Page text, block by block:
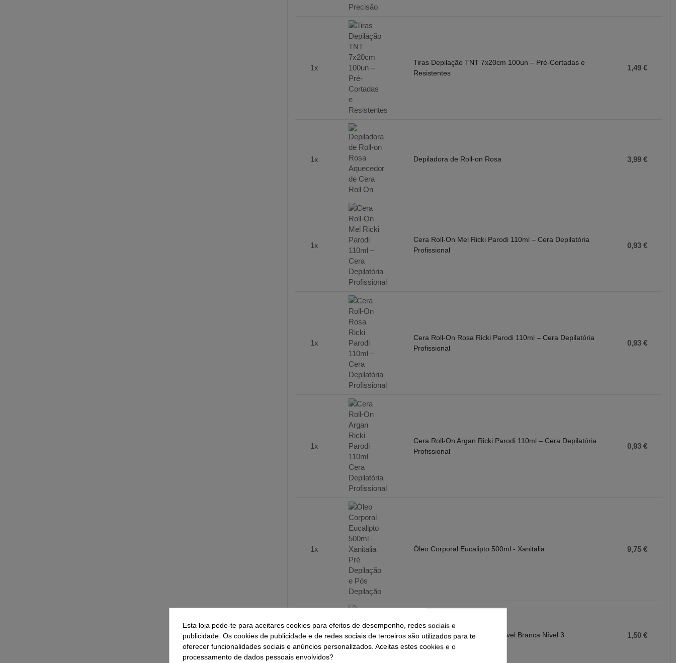
1x
Tiras Depilação TNT 7x20cm 100un – Pré-Cortadas e
Resistentes
1,49 €
1x Depiladora de Roll-on Rosa 3,99 €
1x
Cera Roll-On Mel Ricki Parodi 110ml – Cera Depilatória
Profissional
0,93 €
1x
Cera Roll-On Rosa Ricki Parodi 110ml – Cera Depilatória
Profissional
0,93 €
1x
Cera Roll-On Argan Ricki Parodi 110ml – Cera Depilatória
Profissional
0,93 €
1x Óleo Corporal Eucalipto 500ml - Xanitalia 9,75 €
1x Máscara Certificada Reutilizável Branca Nível 3 1,50 €
Esta loja pede-te para aceitares cookies para efeitos de desempenho, redes sociais e
publicidade. Os cookies de publicidade e de redes sociais de terceiros são utilizados para te
oferecer funcionalidades sociais e anúncios personalizados. Aceitas estes cookies e o
processamento de dados pessoais envolvidos?